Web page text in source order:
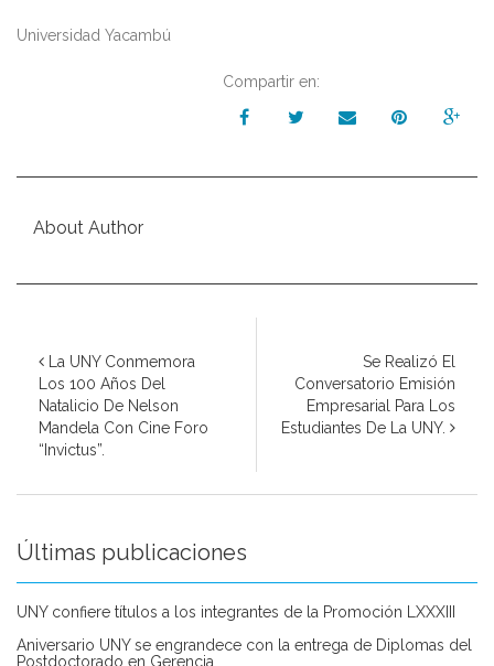
Universidad Yacambú
Compartir en:
About Author
La UNY Conmemora
Los 100 Años Del
Natalicio De Nelson
Mandela Con Cine Foro
“Invictus”.
Se Realizó El
Conversatorio Emisión
Empresarial Para Los
Estudiantes De La UNY.
Últimas publicaciones
UNY confiere títulos a los integrantes de la Promoción LXXXIII
Aniversario UNY se engrandece con la entrega de Diplomas del
Postdoctorado en Gerencia